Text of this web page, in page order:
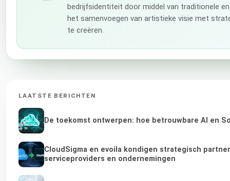
bedrijfsidentiteit door middel van traditionele
het samenvoegen van artistieke visie met
te creëren.
LAATSTE BERICHTEN
De toekomst ontwerpen: hoe betrouwbare AI en
CloudSigma en evoila kondigen strategisch
serviceproviders en ondernemingen